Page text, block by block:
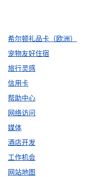
希尔顿礼品卡（欧洲）
宠物友好住宿
旅行灵感
信用卡
帮助中心
网络访问
媒体
酒店开发
工作机会
网站地图